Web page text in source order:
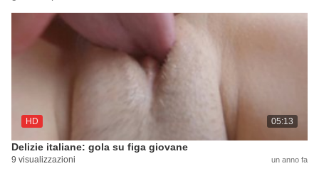
HD 05:13
Delizie italiane: gola su figa giovane
9 visualizzazioni un anno fa